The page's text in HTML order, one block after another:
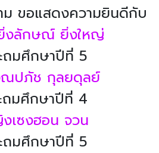
ม ขอแสดงความยินดีกับ
งลักษณ์ ยิ่งใหญ่
ถมศึกษาปีที่ 5
ปภัช กุลยดุลย์
ถมศึกษาปีที่ 4
เซงฮอน จวน
ถมศึกษาปีที่ 5